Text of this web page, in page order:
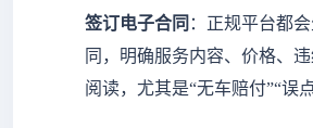
签订电子合同 ：正规平台都
同，明确服务内容、价格、
阅读，尤其是“无车赔付”“误